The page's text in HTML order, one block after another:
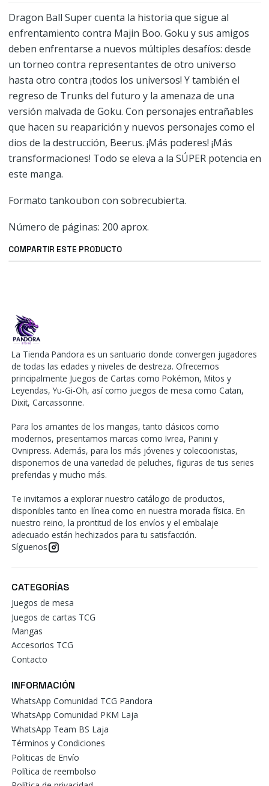
Dragon Ball Super cuenta la historia que sigue al
enfrentamiento contra Majin Boo. Goku y sus amigos
deben enfrentarse a nuevos múltiples desafíos: desde
un torneo contra representantes de otro universo
hasta otro contra ¡todos los universos! Y también el
regreso de Trunks del futuro y la amenaza de una
versión malvada de Goku. Con personajes entrañables
que hacen su reaparición y nuevos personajes como el
dios de la destrucción, Beerus. ¡Más poderes! ¡Más
transformaciones! Todo se eleva a la SÚPER potencia en
este manga.
Formato tankoubon con sobrecubierta.
Número de páginas: 200 aprox.
COMPARTIR ESTE PRODUCTO
La Tienda Pandora es un santuario donde convergen jugadores
de todas las edades y niveles de destreza. Ofrecemos
principalmente Juegos de Cartas como Pokémon, Mitos y
Leyendas, Yu-Gi-Oh, así como juegos de mesa como Catan,
Dixit, Carcassonne.
Para los amantes de los mangas, tanto clásicos como
modernos, presentamos marcas como Ivrea, Panini y
Ovnipress. Además, para los más jóvenes y coleccionistas,
disponemos de una variedad de peluches, figuras de tus series
preferidas y mucho más.
Te invitamos a explorar nuestro catálogo de productos,
disponibles tanto en línea como en nuestra morada física. En
nuestro reino, la prontitud de los envíos y el embalaje
adecuado están hechizados para tu satisfacción.
Síguenos
CATEGORÍAS
Juegos de mesa
Juegos de cartas TCG
Mangas
Accesorios TCG
Contacto
INFORMACIÓN
WhatsApp Comunidad TCG Pandora
WhatsApp Comunidad PKM Laja
WhatsApp Team BS Laja
Términos y Condiciones
Politicas de Envío
Política de reembolso